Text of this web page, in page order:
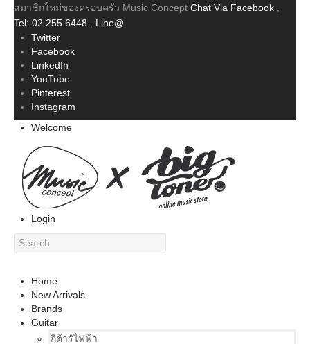
สมาชิกใหม่ของครอบครัว Music Concept Chat Via Facebook
Tel: 02 255 6448
Line@
Twitter
Facebook
LinkedIn
YouTube
Pinterest
Instagram
Welcome
Login
Home
New Arrivals
Brands
Guitar
กีต้าร์ไฟฟ้า